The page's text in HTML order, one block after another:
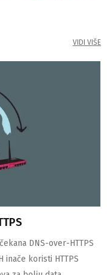
VIDI VIŠE
DNS-over-HTTPS
inače koristi HTTPS